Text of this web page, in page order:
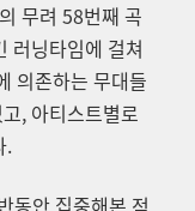
무려 58번째 곡
러닝타임에 걸쳐
의존하는 무대들
, 아티스트별로
.
동안 집중해본 적